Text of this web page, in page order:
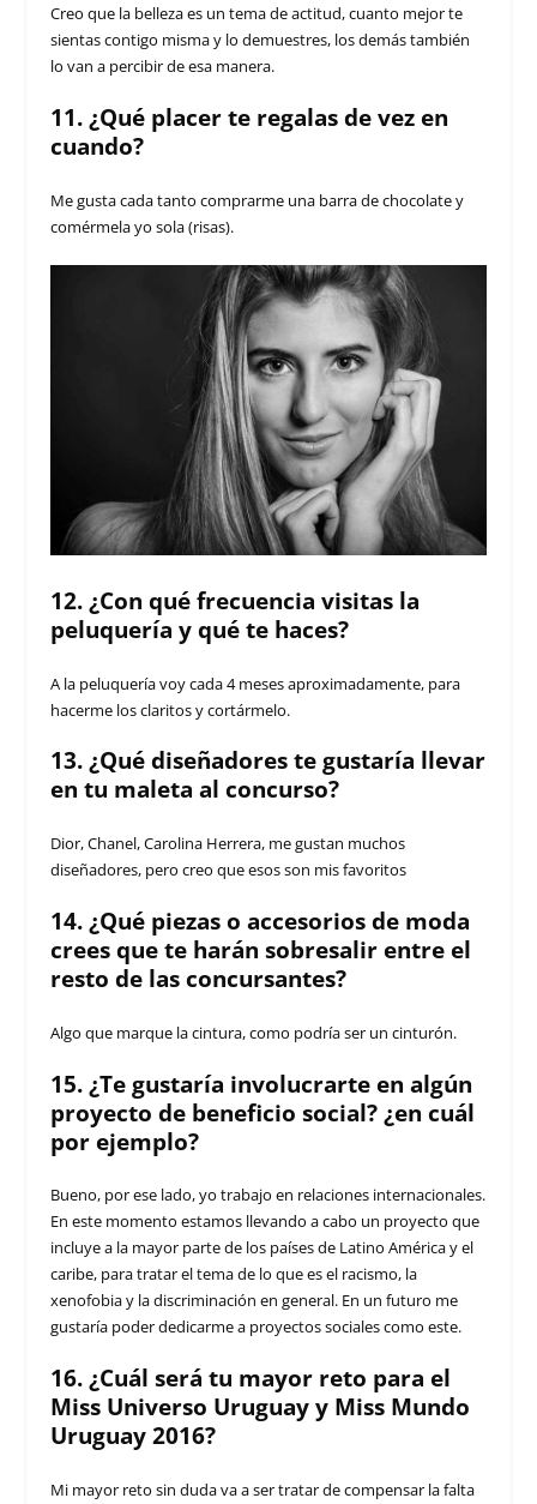
Creo que la belleza es un tema de actitud, cuanto mejor te
sientas contigo misma y lo demuestres, los demás también
lo van a percibir de esa manera.
11. ¿Qué placer te regalas de vez en
cuando?
Me gusta cada tanto comprarme una barra de chocolate y
comérmela yo sola (risas).
12. ¿Con qué frecuencia visitas la
peluquería y qué te haces?
A la peluquería voy cada 4 meses aproximadamente, para
hacerme los claritos y cortármelo.
13. ¿Qué diseñadores te gustaría llevar
en tu maleta al concurso?
Dior, Chanel, Carolina Herrera, me gustan muchos
diseñadores, pero creo que esos son mis favoritos
14. ¿Qué piezas o accesorios de moda
crees que te harán sobresalir entre el
resto de las concursantes?
Algo que marque la cintura, como podría ser un cinturón.
15. ¿Te gustaría involucrarte en algún
proyecto de beneficio social? ¿en cuál
por ejemplo?
Bueno, por ese lado, yo trabajo en relaciones internacionales.
En este momento estamos llevando a cabo un proyecto que
incluye a la mayor parte de los países de Latino América y el
caribe, para tratar el tema de lo que es el racismo, la
xenofobia y la discriminación en general. En un futuro me
gustaría poder dedicarme a proyectos sociales como este.
16. ¿Cuál será tu mayor reto para el
Miss Universo Uruguay y Miss Mundo
Uruguay 2016?
Mi mayor reto sin duda va a ser tratar de compensar la falta